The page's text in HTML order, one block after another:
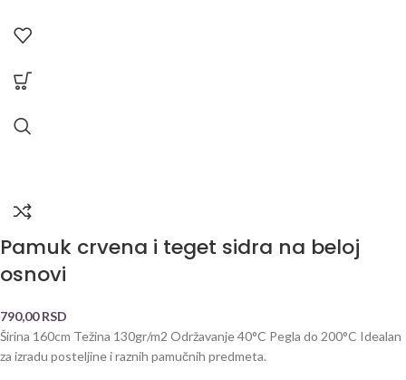
Pamuk crvena i teget sidra na beloj
osnovi
790,00RSD
Širina 160cm Težina 130gr/m2 Održavanje 40°C Pegla do 200°C Idealan
za izradu posteljine i raznih pamučnih predmeta.